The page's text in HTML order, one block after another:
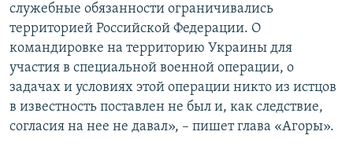
служебные обязанности ограничивались
территорией Российской Федерации. О
командировке на территорию Украины для
участия в специальной военной операции, о
задачах и условиях этой операции никто из истцов
в известность поставлен не был и, как следствие,
согласия на нее не давал», – пишет глава «Агоры».